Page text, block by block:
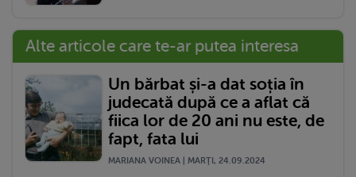
Alte articole care te-ar putea interesa
Un bărbat și-a dat soția în
judecată după ce a aflat că
fiica lor de 20 ani nu este, de
fapt, fata lui
MARIANA VOINEA | MARŢI, 24.09.2024